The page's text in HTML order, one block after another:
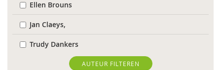
Ellen Brouns
Jan Claeys,
Trudy Dankers
Evelien DemaerschalkAUTEUR FILTEREN